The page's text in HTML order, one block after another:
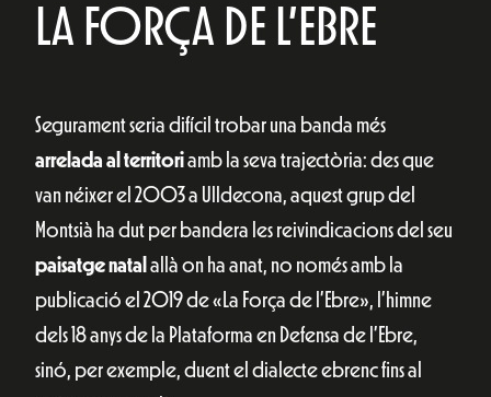
LA FORÇA DE L’EBRE
Segurament seria difícil trobar una banda més
arrelada al territoriamb la seva trajectòria: des que
van néixer el 2003 a Ulldecona, aquest grup del
Montsià ha dut per bandera les reivindicacions del seu
paisatge natal allà on ha anat, no només amb la
publicació el 2019 de «La Força de l’Ebre», l’himne
dels 18 anys de la Plataforma en Defensa de l’Ebre,
sinó, per exemple, duent el dialecte ebrenc fins al